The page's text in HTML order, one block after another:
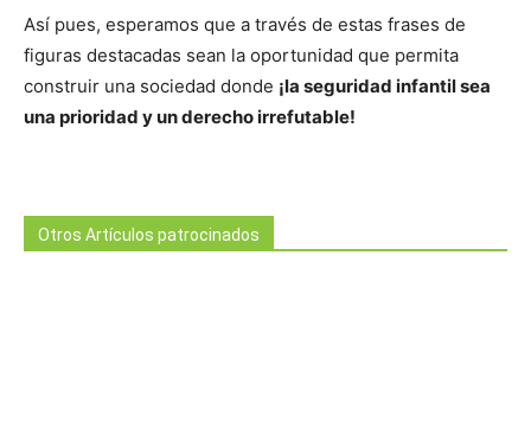
Así pues, esperamos que a través de estas frases de
figuras destacadas sean la oportunidad que permita
construir una sociedad donde ¡la seguridad infantil sea
una prioridad y un derecho irrefutable!
Otros Artículos patrocinados